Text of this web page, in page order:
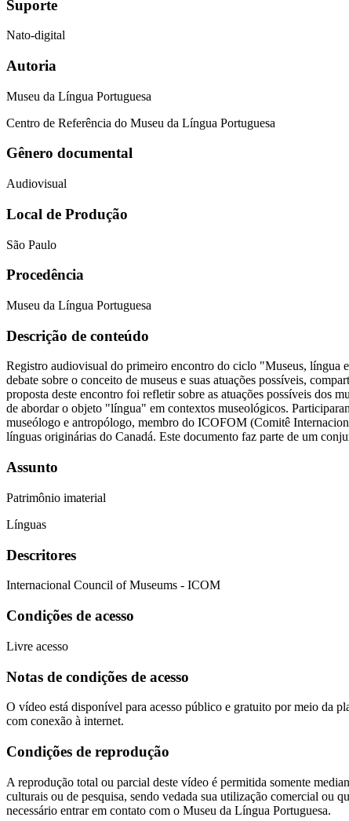
Suporte
Nato-digital
Autoria
Museu da Língua Portuguesa
Centro de Referência do Museu da Língua Portuguesa
Gênero documental
Audiovisual
Local de Produção
São Paulo
Procedência
Museu da Língua Portuguesa
Descrição de conteúdo
Registro audiovisual do primeiro encontro do ciclo "Museus, língua
debate sobre o conceito de museus e suas atuações possíveis,
proposta deste encontro foi refletir sobre as atuações possíveis dos
de abordar o objeto "língua" em contextos museológicos.
museólogo e antropólogo, membro do ICOFOM (Comitê
línguas originárias do Canadá. Este documento faz parte de um
Assunto
Patrimônio imaterial
Línguas
Descritores
Internacional Council of Museums - ICOM
Condições de acesso
Livre acesso
Notas de condições de acesso
O vídeo está disponível para acesso público e gratuito por meio da
com conexão à internet.
Condições de reprodução
A reprodução total ou parcial deste vídeo é permitida somente
culturais ou de pesquisa, sendo vedada sua utilização comercial ou
necessário entrar em contato com o Museu da Língua Portuguesa.